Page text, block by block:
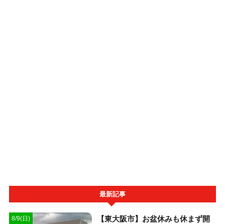
最新記事
8/9(日)
【東大阪市】お盆休みも休まず開